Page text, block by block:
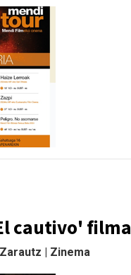
cautivo' filma
| Zinema